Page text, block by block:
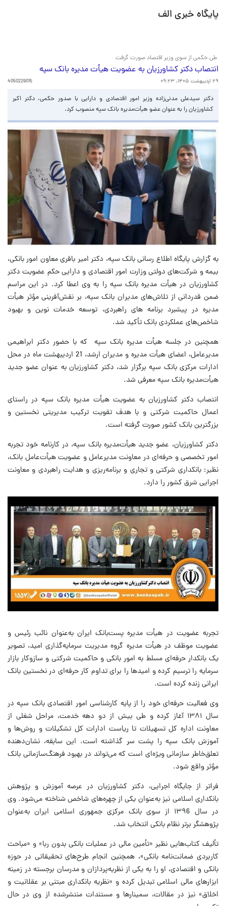
پایگاه خبری الف
طی حکمی از سوی وزیر اقتصاد صورت گرفت
انتصاب دکتر کشاورزیان به عضویت هیأت مدیره بانک سپه
۲۹ اردیبهشت ۱۴۰۵، ۰۹:۲۳ 4050229015
دکتر سید‌علی مدنی‌زاده وزیر امور اقتصادی و دارایی با صدور حکمی، دکتر اکبر
کشاورزیان را به عنوان عضو هیأت‌مدیره بانک سپه منصوب کرد.
به گزارش پایگاه اطلاع رسانی بانک سپه، دکتر امیر باقری معاون امور بانکی،
بیمه و شرکت‌های دولتی وزارت امور اقتصادی و دارایی حکم عضویت دکتر
کشاورزیان در هیأت مدیره بانک سپه را به وی اعطا کرد. در این مراسم
ضمن قدردانی از تلاش‌های مدیران بانک سپه، بر نقش‌آفرینی مؤثر هیأت
مدیره در پیشبرد برنامه های راهبردی، توسعه خدمات نوین و بهبود
شاخص‌های عملکردی بانک تأکید شد.
همچنین در جلسه هیأت مدیره بانک سپه که با حضور دکتر ابراهیمی
مدیرعامل، اعضای هیأت مدیره و مدیران ارشد، 21 اردیبهشت ماه در محل
ادارات مرکزی بانک سپه برگزار شد، دکتر کشاورزیان به عنوان عضو جدید
هیأت‌مدیره بانک سپه معرفی شد.
انتصاب دکتر کشاورزیان به عضویت هیأت مدیره بانک سپه در راستای
اعمال حاکمیت شرکتی و با هدف تقویت ترکیب مدیریتی نخستین و
بزرگترین بانک کشور صورت گرفته است.
دکتر کشاورزیان، عضو جدید هیأت‌مدیره بانک سپه، در کارنامه خود تجربه
امور تخصصی و حرفه‌ای در معاونت مدیرعامل و عضویت هیأت‌عامل بانک،
نظیر: بانکداری شرکتی و تجاری و برنامه‌ریزی و هدایت راهبردی و معاونت
اجرایی شرق کشور را دارد.
تجربه عضویت در هیأت مدیره پست‌بانک ایران به‌عنوان نائب رئیس و
عضویت موظف در هیأت مدیره گروه مدیریت سرمایه‌گذاری امید، تصویر
یک بانکدار حرفه‌ای مسلط به امور بانکی و حاکمیت شرکتی و سازوکار بازار
سرمایه را ترسیم کرده و امیدها را برای تداوم کار حرفه‌ای در نخستین بانک
ایرانی زنده کرده است.
وی فعالیت حرفه‌ای خود را از پایه کارشناسی امور اقتصادی بانک سپه در
سال ۱۳۸۱ آغاز کرده و طی بیش از دو دهه خدمت، مراحل شغلی از
معاونت اداره کل تسهیلات تا ریاست ادارات کل تشکیلات و روش‌ها و
آموزش بانک سپه را پشت سر گذاشته است. این سابقه، نشان‌دهنده
تعلق‌خاطر سازمانی ویژه‌ای است که می‌تواند در بهبود فرهنگ‌سازمانی بانک
مؤثر واقع شود.
فراتر از جایگاه اجرایی، دکتر کشاورزیان در عرصه آموزش و پژوهش
بانکداری اسلامی نیز به‌عنوان یکی از چهره‌های شاخص شناخته می‌شود. وی
در سال ۱۳۹6 از سوی بانک مرکزی جمهوری اسلامی ایران به‌عنوان
پژوهشگر برتر نظام بانکی انتخاب شد.
تألیف کتاب‌هایی نظیر «تأمین مالی در عملیات بانکی بدون ربا» و «مباحث
کاربردی ضمانت‌نامه بانکی»، همچنین انجام طرح‌های تحقیقاتی در حوزه
بانکی و اقتصادی، او را به یکی از نظریه‌پردازان و مدرسان برجسته در زمینه
ابزارهای مالی اسلامی تبدیل کرده و «نظریه بانکداری مبتنی بر عقلانیت و
اخلاق» نیز در مقالات، سمینارها و مستندات منتشرشده از وی در حال